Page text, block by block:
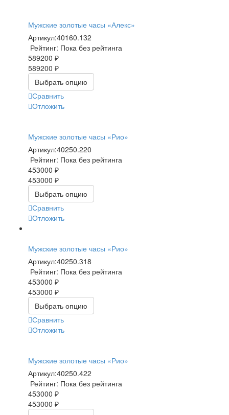
Мужские золотые часы «Алекс»
Артикул:40160.132
Рейтинг: Пока без рейтинга
589200 ₽
589200 ₽
Выбрать опцию
Сравнить
Отложить
Мужские золотые часы «Рио»
Артикул:40250.220
Рейтинг: Пока без рейтинга
453000 ₽
453000 ₽
Выбрать опцию
Сравнить
Отложить
Мужские золотые часы «Рио»
Артикул:40250.318
Рейтинг: Пока без рейтинга
453000 ₽
453000 ₽
Выбрать опцию
Сравнить
Отложить
Мужские золотые часы «Рио»
Артикул:40250.422
Рейтинг: Пока без рейтинга
453000 ₽
453000 ₽